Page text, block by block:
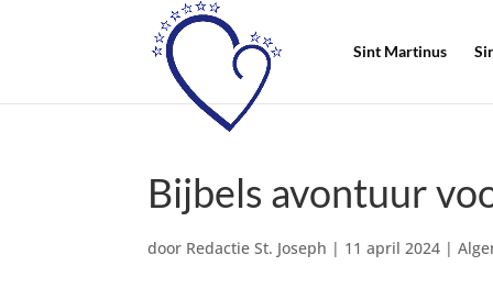
Sint Martinus
Bijbels avontuur
door Redactie St. Joseph | 11 april 2024 |